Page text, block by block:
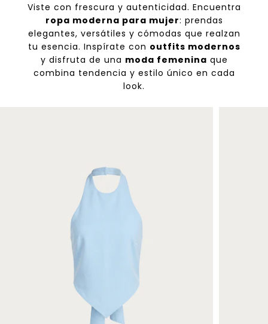
Viste con frescura y autenticidad. Encuentra
ropa moderna para mujer: prendas
elegantes, versátiles y cómodas que realzan
tu esencia. Inspírate con outfits modernos
y disfruta de una moda femenina que
combina tendencia y estilo único en cada
look.